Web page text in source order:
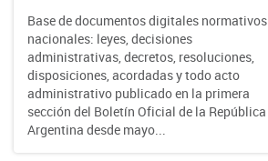
Base de documentos digitales normativos
nacionales: leyes, decisiones
administrativas, decretos, resoluciones,
disposiciones, acordadas y todo acto
administrativo publicado en la primera
sección del Boletín Oficial de la República
Argentina desde mayo...